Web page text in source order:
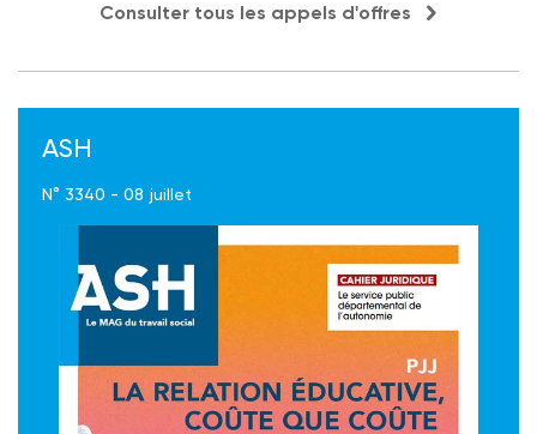
Consulter tous les appels d'offres
ASH
N° 3340 - 08 juillet